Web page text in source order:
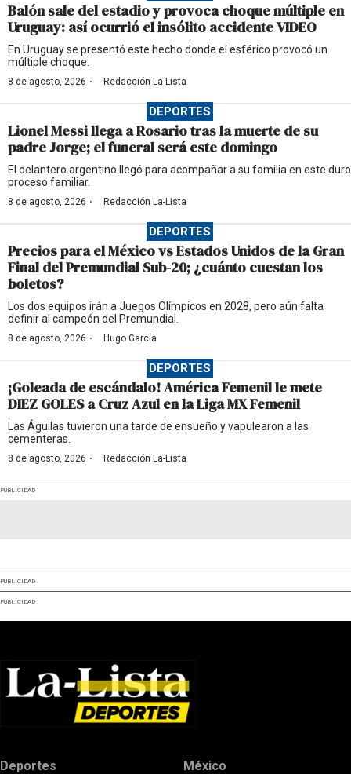
Balón sale del estadio y provoca choque múltiple en
Uruguay: así ocurrió el insólito accidente VIDEO
En Uruguay se presentó este hecho donde el esférico provocó un
múltiple choque.
8 de agosto, 2026 · Redacción La-Lista
DEPORTES
Lionel Messi llega a Rosario tras la muerte de su
padre Jorge; el funeral será este domingo
El delantero argentino llegó para acompañar a su familia en este duro
proceso familiar.
8 de agosto, 2026 · Redacción La-Lista
DEPORTES
Precios para el México vs Estados Unidos de la Gran
Final del Premundial Sub-20; ¿cuánto cuestan los
boletos?
Los dos equipos irán a Juegos Olímpicos en 2028, pero aún falta
definir al campeón del Premundial.
8 de agosto, 2026 · Hugo García
DEPORTES
¡Goleada de escándalo! América Femenil le mete
DIEZ GOLES a Cruz Azul en la Liga MX Femenil
Las Águilas tuvieron una tarde de ensueño y vapulearon a las
cementeras.
8 de agosto, 2026 · Redacción La-Lista
PUBLICIDAD
PUBLICIDAD
PUBLICIDAD
Deportes México